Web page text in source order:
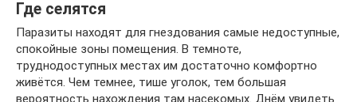
Где селятся
Паразиты находят для гнездования самые недоступные,
спокойные зоны помещения. В темноте,
труднодоступных местах им достаточно комфортно
живётся. Чем темнее, тише уголок, тем большая
вероятность нахождения там насекомых. Днём увидеть